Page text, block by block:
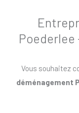
Poederlee
Vous souhaitez
déménagement